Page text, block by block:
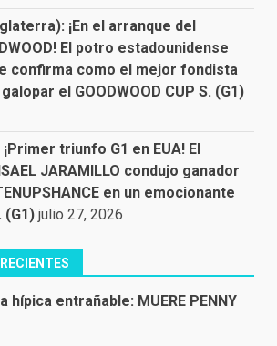
¡En el arranque del
El potro estadounidense
confirma como el mejor fondista
el GOODWOOD CUP S. (G1)
¡Primer triunfo G1 en EUA! El
JARAMILLO condujo ganador
en un emocionante
(G1) julio 27, 2026
hípica entrañable: MUERE PENNY